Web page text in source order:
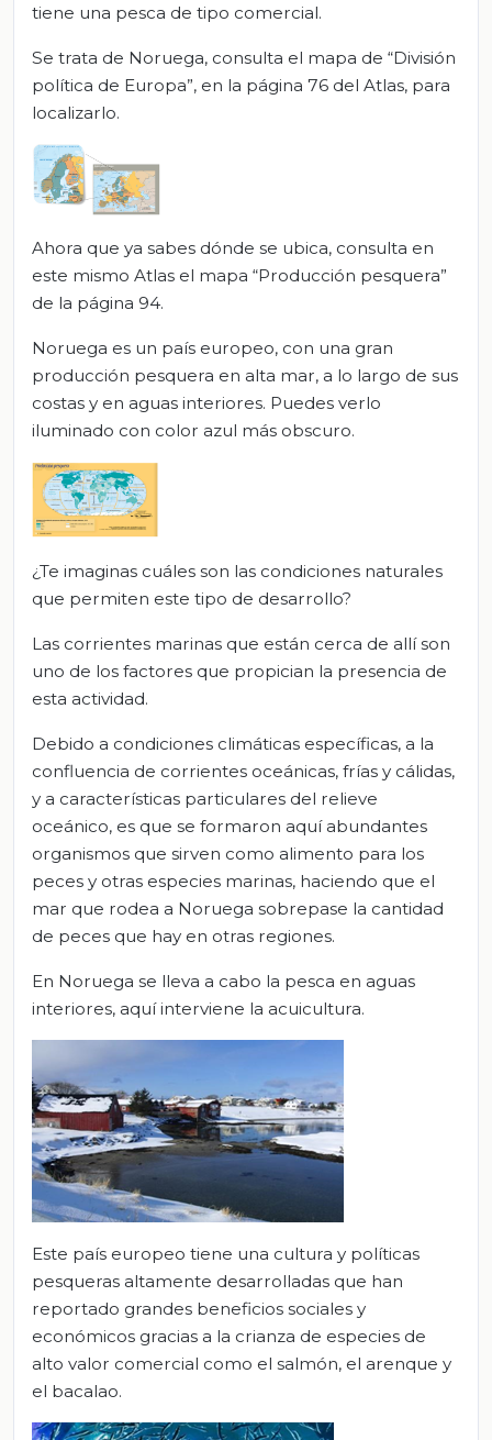
tiene una pesca de tipo comercial.
Se trata de Noruega, consulta el mapa de “División
política de Europa”, en la página 76 del Atlas, para
localizarlo.
Ahora que ya sabes dónde se ubica, consulta en
este mismo Atlas el mapa “Producción pesquera”
de la página 94.
Noruega es un país europeo, con una gran
producción pesquera en alta mar, a lo largo de sus
costas y en aguas interiores. Puedes verlo
iluminado con color azul más obscuro.
¿Te imaginas cuáles son las condiciones naturales
que permiten este tipo de desarrollo?
Las corrientes marinas que están cerca de allí son
uno de los factores que propician la presencia de
esta actividad.
Debido a condiciones climáticas específicas, a la
confluencia de corrientes oceánicas, frías y cálidas,
y a características particulares del relieve
oceánico, es que se formaron aquí abundantes
organismos que sirven como alimento para los
peces y otras especies marinas, haciendo que el
mar que rodea a Noruega sobrepase la cantidad
de peces que hay en otras regiones.
En Noruega se lleva a cabo la pesca en aguas
interiores, aquí interviene la acuicultura.
Este país europeo tiene una cultura y políticas
pesqueras altamente desarrolladas que han
reportado grandes beneficios sociales y
económicos gracias a la crianza de especies de
alto valor comercial como el salmón, el arenque y
el bacalao.